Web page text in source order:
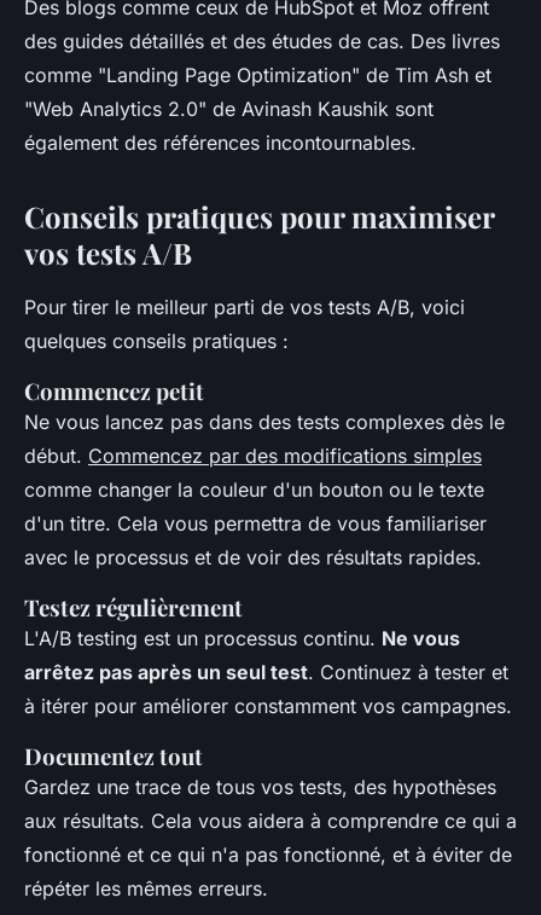
Des blogs comme ceux de HubSpot et Moz offrent
des guides détaillés et des études de cas. Des livres
comme "Landing Page Optimization" de Tim Ash et
"Web Analytics 2.0" de Avinash Kaushik sont
également des références incontournables.
Conseils pratiques pour maximiser
vos tests A/B
Pour tirer le meilleur parti de vos tests A/B, voici
quelques conseils pratiques :
Commencez petit
Ne vous lancez pas dans des tests complexes dès le
début. Commencez par des modifications simples
comme changer la couleur d'un bouton ou le texte
d'un titre. Cela vous permettra de vous familiariser
avec le processus et de voir des résultats rapides.
Testez régulièrement
L'A/B testing est un processus continu. Ne vous
arrêtez pas après un seul test. Continuez à tester et
à itérer pour améliorer constamment vos campagnes.
Documentez tout
Gardez une trace de tous vos tests, des hypothèses
aux résultats. Cela vous aidera à comprendre ce qui a
fonctionné et ce qui n'a pas fonctionné, et à éviter de
répéter les mêmes erreurs.